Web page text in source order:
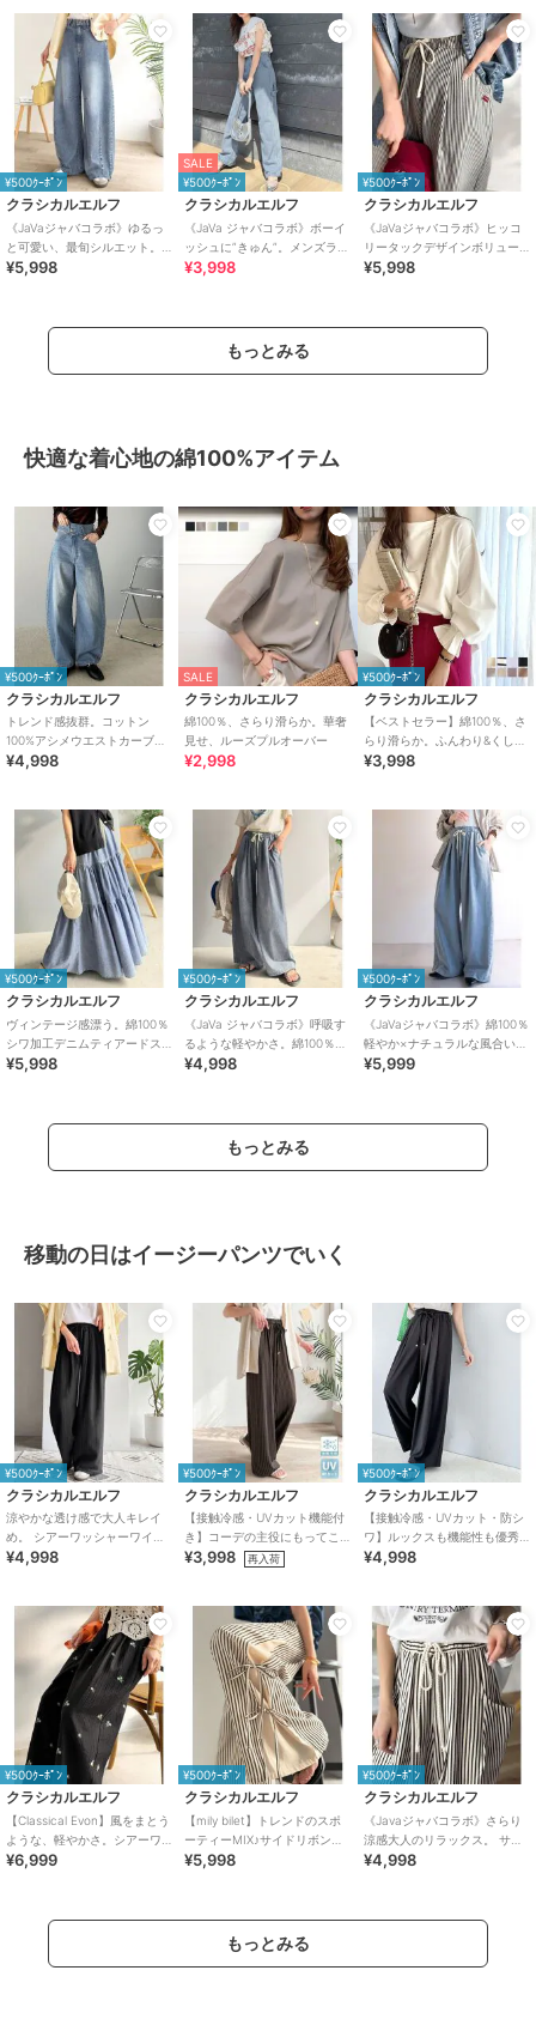
¥500ｸｰﾎﾟﾝ
クラシカルエルフ
《JaVaジャバコラボ》ゆるっ
と可愛い、最旬シルエット。
バレルレッグワイドカーブデ
¥5,998
SALE
¥500ｸｰﾎﾟﾝ
クラシカルエルフ
《JaVa ジャバコラボ》ボーイ
ッシュに”きゅん”。メンズライ
クペインターパンツ
¥3,998
¥500ｸｰﾎﾟﾝ
クラシカルエルフ
《JaVaジャバコラボ》ヒッコ
リータックデザインボリュー
ムパンツ(ストライプ＆無地)
¥5,998
もっとみる
快適な着心地の綿100%アイテム
¥500ｸｰﾎﾟﾝ
クラシカルエルフ
トレンド感抜群。コットン
100%アシメウエストカーブデ
ニムパンツ
¥4,998
SALE
クラシカルエルフ
綿100％、さらり滑らか。華奢
見せ、ルーズプルオーバー
¥2,998
¥500ｸｰﾎﾟﾝ
クラシカルエルフ
【ベストセラー】綿100％、さ
らり滑らか。ふんわり&くしゅ
が可愛い大人トップス
¥3,998
¥500ｸｰﾎﾟﾝ
クラシカルエルフ
ヴィンテージ感漂う。綿100％
シワ加工デニムティアードス
カート
¥5,998
¥500ｸｰﾎﾟﾝ
クラシカルエルフ
《JaVa ジャバコラボ》呼吸す
るような軽やかさ。綿100％シ
ワ加工デニム2タックイージー
¥4,998
¥500ｸｰﾎﾟﾝ
クラシカルエルフ
《JaVaジャバコラボ》綿100％
軽やか×ナチュラルな風合い。
ライトオンスデニムイージー
¥5,999
もっとみる
移動の日はイージーパンツでいく
¥500ｸｰﾎﾟﾝ
クラシカルエルフ
涼やかな透け感で大人キレイ
め。 シアーワッシャーワイド
イージーパンツ
¥4,998
¥500ｸｰﾎﾟﾝ
クラシカルエルフ
【接触冷感・UVカット機能付
き】コーデの主役にもってこ
いの一本！紐付き総柄スリム
¥3,998 再入荷
¥500ｸｰﾎﾟﾝ
クラシカルエルフ
【接触冷感・UVカット・防シ
ワ】ルックスも機能性も優秀♪
ギャザーワイドストレートイ
¥4,998
¥500ｸｰﾎﾟﾝ
クラシカルエルフ
【Classical Evon】風をまとう
ような、軽やかさ。シアーワ
ッシャー小花柄刺繍イージー
¥6,999
¥500ｸｰﾎﾟﾝ
クラシカルエルフ
【mily bilet】トレンドのスポ
ーティーMIX♪サイドリボンタ
イ 切り替えイージーパンツ
¥5,998
¥500ｸｰﾎﾟﾝ
クラシカルエルフ
《Javaジャバコラボ》さらり
涼感大人のリラックス。 サッ
カー素材ビックポケットイー
¥4,998
もっとみる